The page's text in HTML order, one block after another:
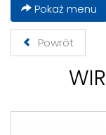
Pokaż menu
Powrót